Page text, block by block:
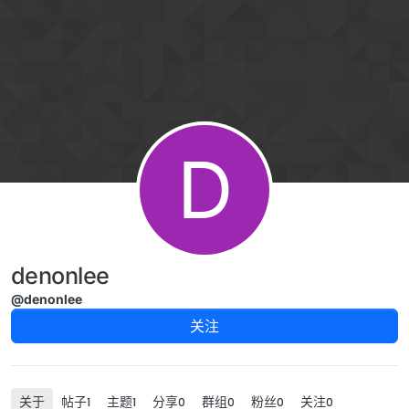
D
denonlee
@denonlee
关注
关于 帖子1 主题1 分享0 群组0 粉丝0 关注0